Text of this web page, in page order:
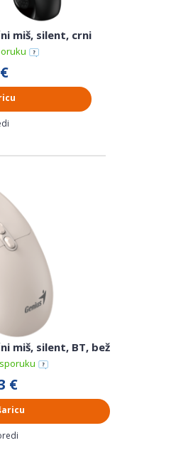
miš, silent, crni
miš, silent, BT, bež
€